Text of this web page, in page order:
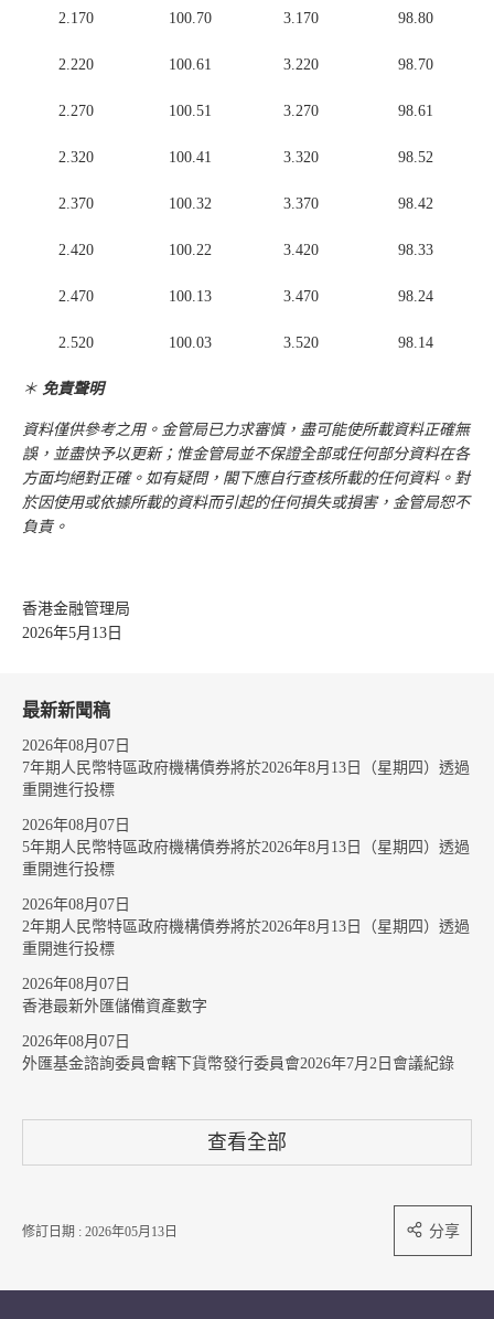
2.170 100.70 3.170 98.80
2.220 100.61 3.220 98.70
2.270 100.51 3.270 98.61
2.320 100.41 3.320 98.52
2.370 100.32 3.370 98.42
2.420 100.22 3.420 98.33
2.470 100.13 3.470 98.24
2.520 100.03 3.520 98.14
＊ 免責聲明
資料僅供參考之用。金管局已力求審慎，盡可能使所載資料正確無
誤，並盡快予以更新；惟金管局並不保證全部或任何部分資料在各
方面均絕對正確。如有疑問，閣下應自行查核所載的任何資料。對
於因使用或依據所載的資料而引起的任何損失或損害，金管局恕不
負責。
香港金融管理局
2026年5月13日
最新新聞稿
2026年08月07日
7年期人民幣特區政府機構債券將於2026年8月13日（星期四）透過
重開進行投標
2026年08月07日
5年期人民幣特區政府機構債券將於2026年8月13日（星期四）透過
重開進行投標
2026年08月07日
2年期人民幣特區政府機構債券將於2026年8月13日（星期四）透過
重開進行投標
2026年08月07日
香港最新外匯儲備資產數字
2026年08月07日
外匯基金諮詢委員會轄下貨幣發行委員會2026年7月2日會議紀錄
查看全部
修訂日期 : 2026年05月13日 分享